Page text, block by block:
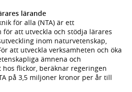
lärande
för alla (NTA) är ett
för att utveckla och stödja lärares
inom naturvetenskap,
att utveckla verksamheten och öka
ämnena och
flickor, beräknar regeringen
på 3,5 miljoner kronor per år till